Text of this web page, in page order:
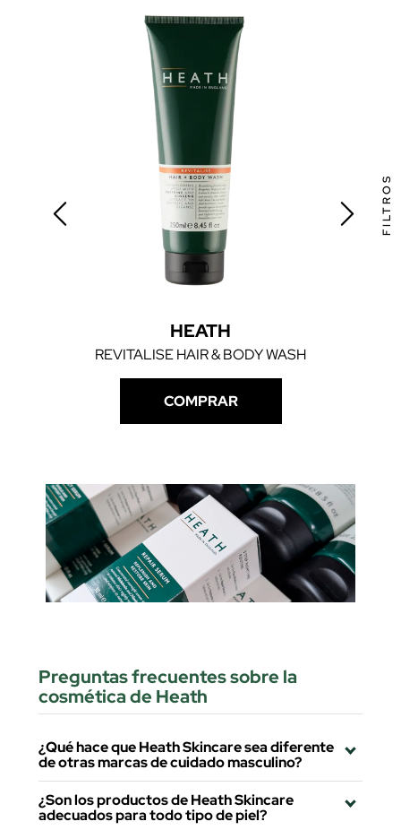
HEATH
REVITALISE HAIR & BODY WASH
COMPRAR
Preguntas frecuentes sobre la
cosmética de Heath
¿Qué hace que Heath Skincare sea diferente
de otras marcas de cuidado masculino?
¿Son los productos de Heath Skincare
adecuados para todo tipo de piel?
FILTROS